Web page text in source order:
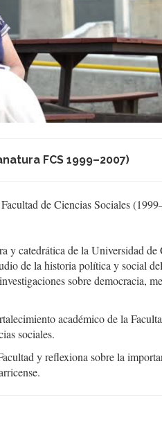
FCS 1999–2007)
de Ciencias Sociales
catedrática de la Universidad de
de la historia política y social
sobre democracia,
académico de la
sociales.
y reflexiona sobre la